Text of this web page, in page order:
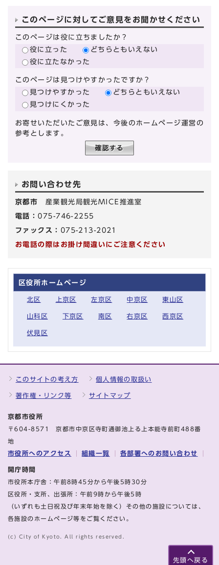
このページに対してご意見をお聞かせください
このページは役に立ちましたか？
役に立った
どちらともいえない
役に立たなかった
このページは見つけやすかったですか？
見つけやすかった
どちらともいえない
見つけにくかった
お寄せいただいたご意見は、今後のホームページ運営の
参考とします。
お問い合わせ先
京都市 産業観光局観光MICE推進室
電話：075-746-2255
ファックス： 075-213-2021
お電話の際はお掛け間違いにご注意ください
区役所ホームページ
北区 上京区 左京区 中京区 東山区
山科区 下京区 南区 右京区 西京区
伏見区
先頭へ戻る
このサイトの考え方 個人情報の取扱い
著作権・リンク等 サイトマップ
京都市役所
〒604-8571 京都市中京区寺町通御池上る上本能寺前町488番
地
市役所へのアクセス 組織一覧 各部署へのお問い合わせ
開庁時間
市役所本庁舎：午前8時45分から午後5時30分
区役所・支所、出張所：午前9時から午後5時
（いずれも土日祝及び年末年始を除く）その他の施設については、
各施設のホームページ等をご覧ください。
(c) City of Kyoto. All rights reserved.